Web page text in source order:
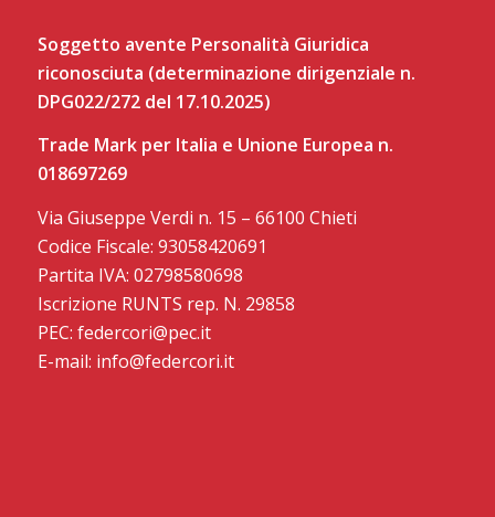
Soggetto avente Personalità Giuridica
riconosciuta (determinazione dirigenziale n.
DPG022/272 del 17.10.2025)
Trade Mark per Italia e Unione Europea n.
018697269
Via Giuseppe Verdi n. 15 – 66100 Chieti
Codice Fiscale: 93058420691
Partita IVA: 02798580698
Iscrizione RUNTS rep. N. 29858
PEC: federcori@pec.it
E-mail: info@federcori.it